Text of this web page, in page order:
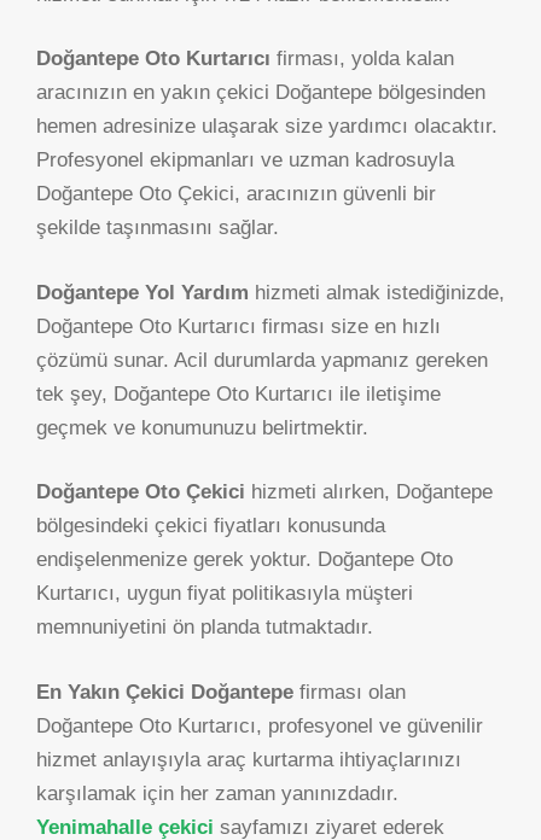
Doğantepe Oto Kurtarıcı firması, yolda kalan
aracınızın en yakın çekici Doğantepe bölgesinden
hemen adresinize ulaşarak size yardımcı olacaktır.
Profesyonel ekipmanları ve uzman kadrosuyla
Doğantepe Oto Çekici, aracınızın güvenli bir
şekilde taşınmasını sağlar.
Doğantepe Yol Yardım hizmeti almak istediğinizde,
Doğantepe Oto Kurtarıcı firması size en hızlı
çözümü sunar. Acil durumlarda yapmanız gereken
tek şey, Doğantepe Oto Kurtarıcı ile iletişime
geçmek ve konumunuzu belirtmektir.
Doğantepe Oto Çekici hizmeti alırken, Doğantepe
bölgesindeki çekici fiyatları konusunda
endişelenmenize gerek yoktur. Doğantepe Oto
Kurtarıcı, uygun fiyat politikasıyla müşteri
memnuniyetini ön planda tutmaktadır.
En Yakın Çekici Doğantepe firması olan
Doğantepe Oto Kurtarıcı, profesyonel ve güvenilir
hizmet anlayışıyla araç kurtarma ihtiyaçlarınızı
karşılamak için her zaman yanınızdadır.
Yenimahalle çekici sayfamızı ziyaret ederek